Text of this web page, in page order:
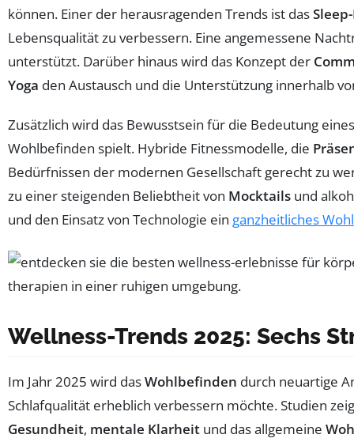
können. Einer der herausragenden Trends ist das
Lebensqualität zu verbessern. Eine angemessene
unterstützt. Darüber hinaus wird das Konzept der
Yoga den Austausch und die Unterstützung innerhalb
Zusätzlich wird das Bewusstsein für die Bedeutung
Wohlbefinden spielt. Hybride Fitnessmodelle, die
Bedürfnissen der modernen Gesellschaft gerecht zu
zu einer steigenden Beliebtheit von Mocktails und
und den Einsatz von Technologie ein ganzheitliches
Wellness-Trends 2025: Sechs
Im Jahr 2025 wird dasWohlbefinden durch neuartige
Schlafqualität erheblich verbessern möchte. Studien
Gesundheit, mentale Klarheit und das allgemeine